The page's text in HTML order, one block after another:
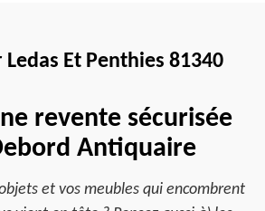
Et Penthies 81340
revente sécurisée
Antiquaire
et vos meubles qui encombrent